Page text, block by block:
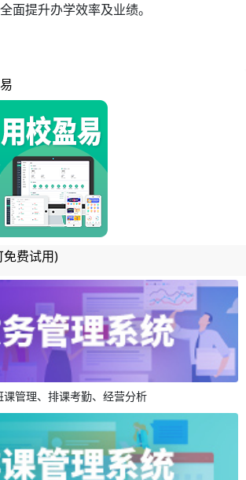
面提升办学效率及业绩。
费试用)
课管理、排课考勤、经营分析